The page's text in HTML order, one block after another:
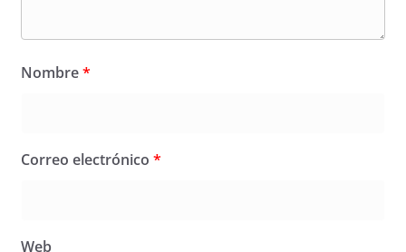
Nombre*
Correo electrónico *
Web